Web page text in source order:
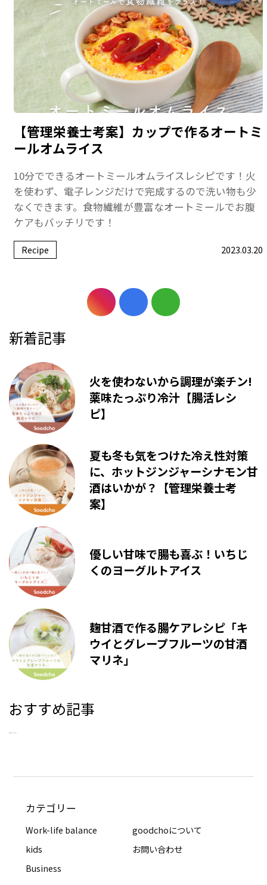
【管理栄養士考案】カップで作るオートミ
ールオムライス
10分でできるオートミールオムライスレシピです！火
を使わず、電子レンジだけで完成するので洗い物も少
なくできます。食物繊維が豊富なオートミールでお腹
ケアもバッチリです！
Recipe 2023.03.20
新着記事
火を使わないから調理が楽チン!
薬味たっぷり冷汁【腸活レシ
ピ】
夏も冬も気をつけた冷え性対策
に、ホットジンジャーシナモン甘
酒はいかが？【管理栄養士考
案】
優しい甘味で腸も喜ぶ！いちじ
くのヨーグルトアイス
麹甘酒で作る腸ケアレシピ「キ
ウイとグレープフルーツの甘酒
マリネ」
おすすめ記事
カテゴリー
Work-life balance
goodchoについて
kids
お問い合わせ
Business